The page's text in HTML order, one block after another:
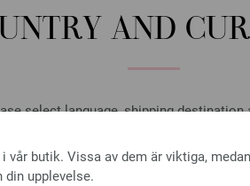
AND
select language, shipping destination
vår butik. Vissa av dem är viktiga,
upplevelse.